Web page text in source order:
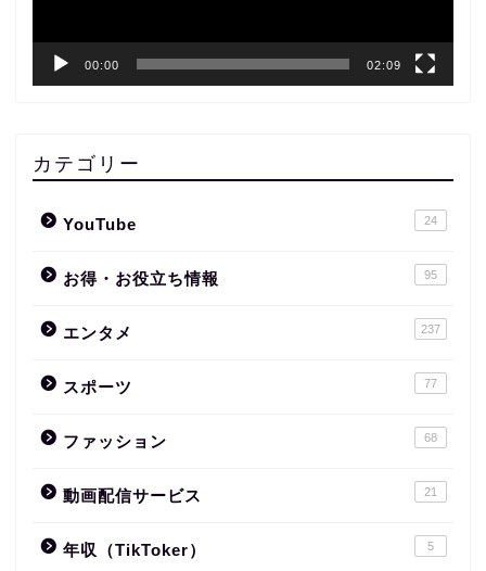
00:00 02:09
カテゴリー
YouTube 24
お得・お役立ち情報 95
エンタメ 237
スポーツ 77
ファッション 68
動画配信サービス 21
年収（TikToker） 5